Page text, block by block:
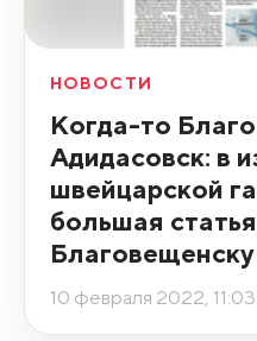
НОВОСТИ
Когда-то
Адидасовск: в
швейцарской
большая
10 февраля 2022, 11:03